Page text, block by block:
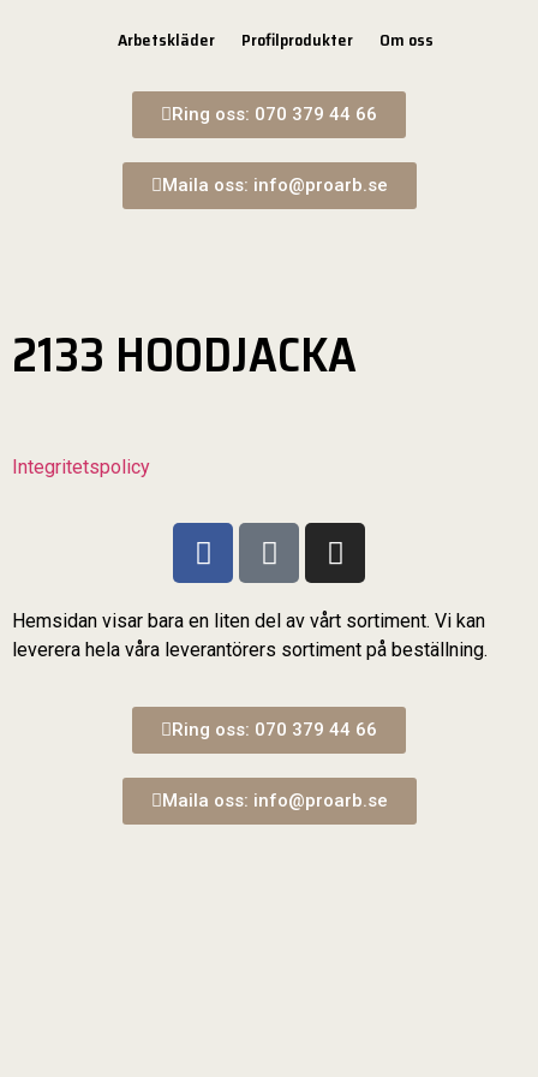
Arbetskläder Profilprodukter Om oss
Ring oss: 070 379 44 66
Maila oss: info@proarb.se
2133 HOODJACKA
Integritetspolicy
Hemsidan visar bara en liten del av vårt sortiment. Vi kan
leverera hela våra leverantörers sortiment på beställning.
Ring oss: 070 379 44 66
Maila oss: info@proarb.se